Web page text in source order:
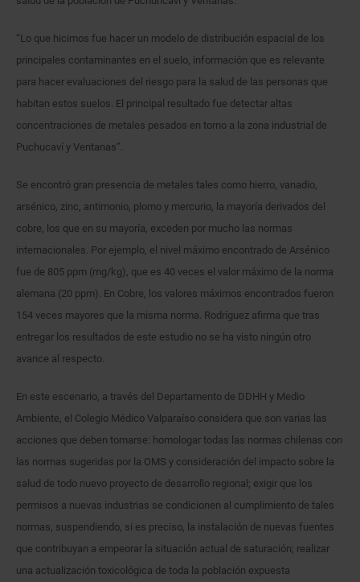
“Lo que hicimos fue hacer un modelo de distribución espacial de los
principales contaminantes en el suelo, información que es relevante
para hacer evaluaciones del riesgo para la salud de las personas que
habitan estos suelos. El principal resultado fue detectar altas
concentraciones de metales pesados en torno a la zona industrial de
Puchucaví y Ventanas”.
Se encontró gran presencia de metales tales como hierro, vanadio,
arsénico, zinc, antimonio, plomo y mercurio, la mayoría derivados del
cobre, los que en su mayoría, exceden por mucho las normas
internacionales. Por ejemplo, el nivel máximo encontrado de Arsénico
fue de 805 ppm (mg/kg), que es 40 veces el valor máximo de la norma
alemana (20 ppm). En Cobre, los valores máximos encontrados fueron
154 veces mayores que la misma norma. Rodríguez afirma que tras
entregar los resultados de este estudio no se ha visto ningún otro
avance al respecto.
En este escenario, a través del Departamento de DDHH y Medio
Ambiente, el Colegio Médico Valparaíso considera que son varias las
acciones que deben tomarse: homologar todas las normas chilenas con
las normas sugeridas por la OMS y consideración del impacto sobre la
salud de todo nuevo proyecto de desarrollo regional; exigir que los
permisos a nuevas industrias se condicionen al cumplimiento de tales
normas, suspendiendo, si es preciso, la instalación de nuevas fuentes
que contribuyan a empeorar la situación actual de saturación; realizar
una actualización toxicológica de toda la población expuesta